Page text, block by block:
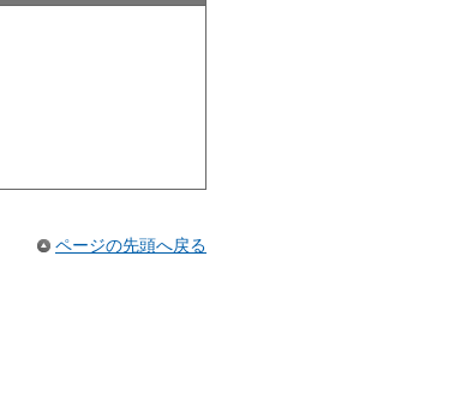
ページの先頭へ戻る